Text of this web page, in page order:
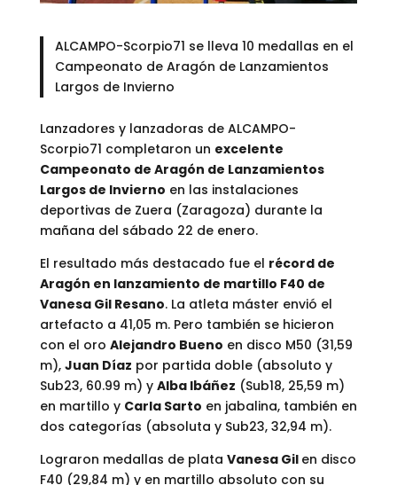
ALCAMPO-Scorpio71 se lleva 10 medallas en el
Campeonato de Aragón de Lanzamientos
Largos de Invierno
Lanzadores y lanzadoras de ALCAMPO-
Scorpio71 completaron un excelente
Campeonato de Aragón de Lanzamientos
Largos de Invierno en las instalaciones
deportivas de Zuera (Zaragoza) durante la
mañana del sábado 22 de enero.
El resultado más destacado fue el récord de
Aragón en lanzamiento de martillo F40 de
Vanesa Gil Resano. La atleta máster envió el
artefacto a 41,05 m. Pero también se hicieron
con el oro Alejandro Bueno en disco M50 (31,59
m), Juan Díaz por partida doble (absoluto y
Sub23, 60.99 m) y Alba Ibáñez (Sub18, 25,59 m)
en martillo y Carla Sarto en jabalina, también en
dos categorías (absoluta y Sub23, 32,94 m).
Lograron medallas de plata Vanesa Gil en disco
F40 (29,84 m) y en martillo absoluto con su